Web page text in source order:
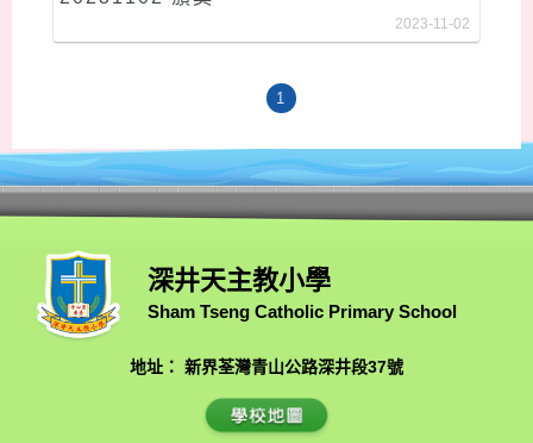
2023-11-02
1
深井天主教小學
Sham Tseng Catholic Primary School
地址： 新界荃灣青山公路深井段37號